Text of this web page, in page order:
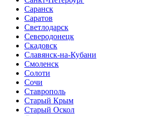
Саранск
Саратов
Светлодарск
Северодонецк
Скадовск
Славянск-на-Кубани
Смоленск
Солоти
Сочи
Ставрополь
Старый Крым
Старый Оскол